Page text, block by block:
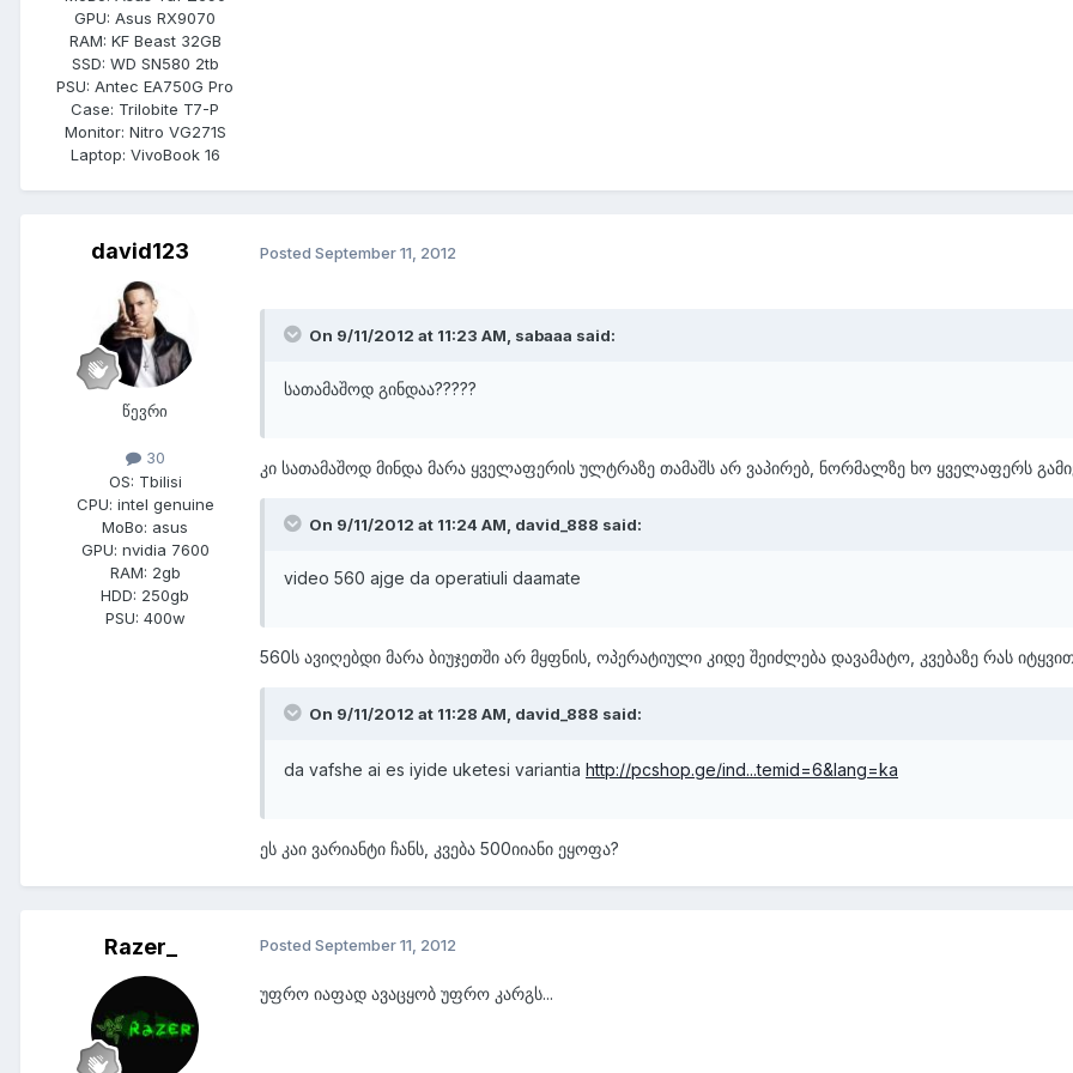
GPU: Asus RX9070
RAM: KF Beast 32GB
SSD: WD SN580 2tb
PSU: Antec EA750G Pro
Case: Trilobite T7-P
Monitor: Nitro VG271S
Laptop: VivoBook 16
david123
წევრი
30
OS: Tbilisi
CPU: intel genuine
MoBo: asus
GPU: nvidia 7600
RAM: 2gb
HDD: 250gb
PSU: 400w
Posted September 11, 2012
On 9/11/2012 at 11:23 AM, sabaaa said:
სათამაშოდ გინდაა?????
კი სათამაშოდ მინდა მარა ყველაფერის ულტრაზე თამაშს არ ვაპირებ, ნორმალზე ხო ყველაფერს
On 9/11/2012 at 11:24 AM, david_888 said:
video 560 ajge da operatiuli daamate
560ს ავიღებდი მარა ბიუჯეთში არ მყფნის, ოპერატიული კიდე შეიძლება დავამატო, კვებაზე რას
On 9/11/2012 at 11:28 AM, david_888 said:
da vafshe ai es iyide uketesi variantia http://pcshop.ge/ind...temid=6&lang=ka
ეს კაი ვარიანტი ჩანს, კვება 500იიანი ეყოფა?
Razer_ Posted September 11, 2012
უფრო იაფად ავაცყობ უფრო კარგს...